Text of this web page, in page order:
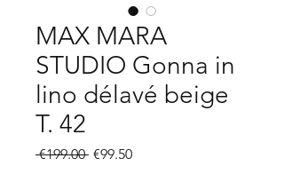
MAX MARA
STUDIO Gonna in
lino délavé beige
T. 42
€199.00 Regular
€99.50Sale